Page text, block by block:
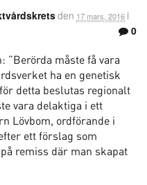
den 17 mars, 2016 i
0
”Berörda måste få vara
ha en genetisk
detta beslutas regionalt
vara delaktiga i ett
Lövbom, ordförande i
ett förslag som
remiss där man skapat